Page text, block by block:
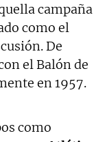
campaña
como el
De
el Balón de
en 1957.
como